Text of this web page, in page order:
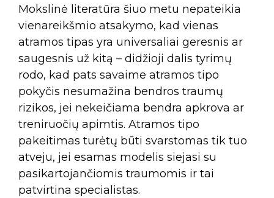
Mokslinė literatūra šiuo metu nepateikia
vienareikšmio atsakymo, kad vienas
atramos tipas yra universaliai geresnis ar
saugesnis už kitą – didžioji dalis tyrimų
rodo, kad pats savaime atramos tipo
pokyčis nesumažina bendros traumų
rizikos, jei nekeičiama bendra apkrova ar
treniruočių apimtis. Atramos tipo
pakeitimas turėtų būti svarstomas tik tuo
atveju, jei esamas modelis siejasi su
pasikartojančiomis traumomis ir tai
patvirtina specialistas.